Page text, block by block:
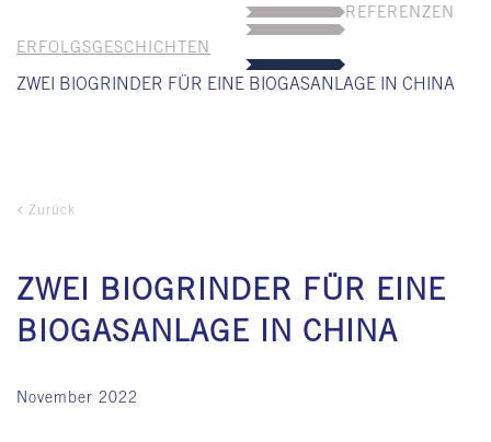
REFERENZEN
ERFOLGSGESCHICHTEN
ZWEI BIOGRINDER FÜR EINE BIOGASANLAGE IN CHINA
Zurück
ZWEI BIOGRINDER FÜR EINE
BIOGASANLAGE IN CHINA
November 2022